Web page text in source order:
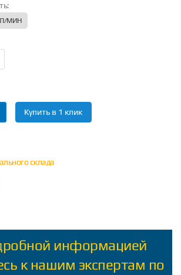
Л/МИН
Купить в 1 клик
склада
информацией
к нашим экспертам по